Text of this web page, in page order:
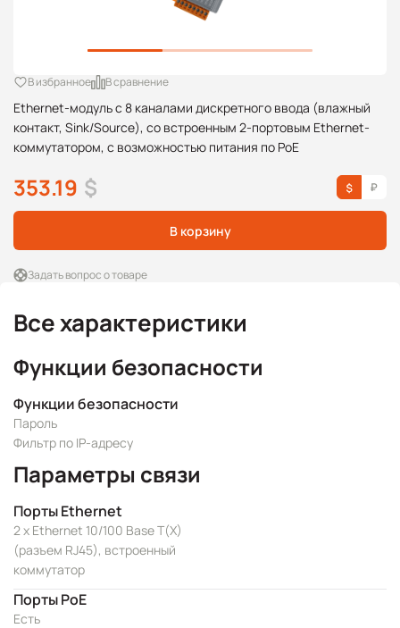
Ethernet-модуль с 8 каналами дискретного ввода (влажный
контакт, Sink/Source), со встроенным 2-портовым Ethernet-
коммутатором, с возможностью питания по PoE
В избранное В сравнение
353.19 $
В корзину
Задать вопрос о товаре
Все характеристики
Функции безопасности
Функции безопасности
Пароль
Фильтр по IP-адресу
Параметры связи
Порты Ethernet
2 x Ethernet 10/100 Base T(X)
(разъем RJ45), встроенный
коммутатор
Порты PoE
Есть